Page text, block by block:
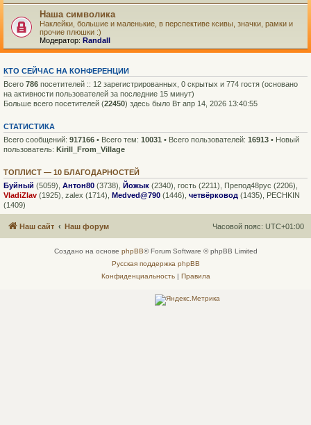
Наша символика
Наклейки, большие и маленькие, в перспективе ксивы, значки, рамки и
прочие плюшки :)
Модератор: Randall
КТО СЕЙЧАС НА КОНФЕРЕНЦИИ
Всего 786 посетителей :: 12 зарегистрированных, 0 скрытых и 774 гостя (основано
на активности пользователей за последние 15 минут)
Больше всего посетителей (22450) здесь было Вт апр 14, 2026 13:40:55
СТАТИСТИКА
Всего сообщений: 917166 • Всего тем: 10031 • Всего пользователей: 16913 • Новый
пользователь: Kirill_From_Village
ТОПЛИСТ — 10 БЛАГОДАРНОСТЕЙ
Буйный (5059), Антон80 (3738), Йожык (2340), гость (2211), Препод48рус (2206),
VladiZlav (1925), zalex (1714), Medved@790 (1446), четвёрковод (1435), PECHKIN
(1409)
Наш сайт Наш форум Часовой пояс: UTC+01:00
Создано на основе phpBB® Forum Software © phpBB Limited
Русская поддержка phpBB
Конфиденциальность| Правила